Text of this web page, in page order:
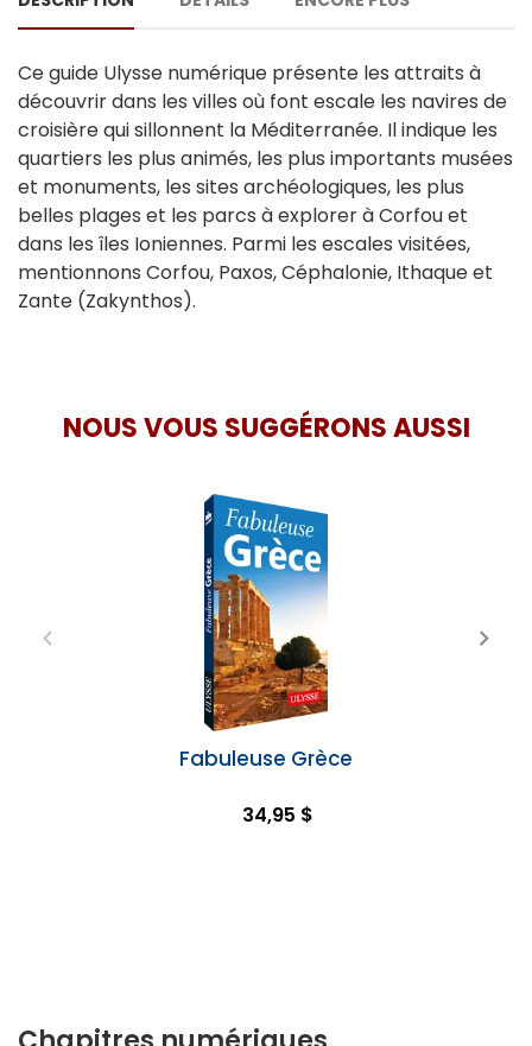
Ce guide Ulysse numérique présente les attraits à
découvrir dans les villes où font escale les navires de
croisière qui sillonnent la Méditerranée. Il indique les
quartiers les plus animés, les plus importants musées
et monuments, les sites archéologiques, les plus
belles plages et les parcs à explorer à Corfou et
dans les îles Ioniennes. Parmi les escales visitées,
mentionnons Corfou, Paxos, Céphalonie, Ithaque et
Zante (Zakynthos).
NOUS VOUS SUGGÉRONS AUSSI
Fabuleuse Grèce
34,95 $